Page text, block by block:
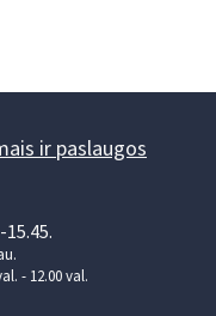
ir paslaugos
- 12.00 val.